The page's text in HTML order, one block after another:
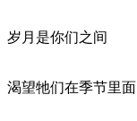
岁月是你们之间
渴望牠们在季节里面